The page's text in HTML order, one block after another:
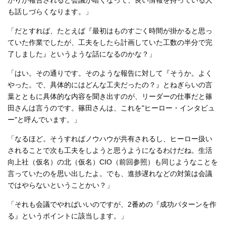
も話しづらくなります。」
「だとすれば、たとえば『最初はものすごく時間が掛かると思っ
ていた作業でしたが、工夫をしたら計画していた工数の半分で完
了しました』というような話になるのかな？」
「はい。その通りです。そのような報告に対して『そうか。よく
やった。で、具体的にはどんな工夫だったの？』とねぎらいの言
葉とともに具体的な内容を聞き出すのが、リーダーの仕事だと篠
田さんは言うのです。篠田さんは、これを"ヒーロー・インタビュ
ー"と呼んでいます。」
「なるほど。そうすればノウハウが共有されるし、ヒーロー扱い
されることで次も工夫をしようと思うようになるわけだね。生活
向上社（仮名）の北（仮名）CIO（前回参照）も同じようなことを
言っていたのを思い出したよ。でも、進捗遅れなどの対策は会議
ではやらないということかい？」
「それも会議でやればいいのですが、2番めの『成功パターンを作
る』というポイントに該当します。」